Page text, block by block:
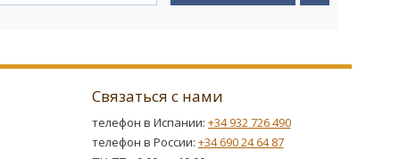
Связаться с нами
телефон в Испании: +34 932 726 490
телефон в России: +34 690 24 64 87